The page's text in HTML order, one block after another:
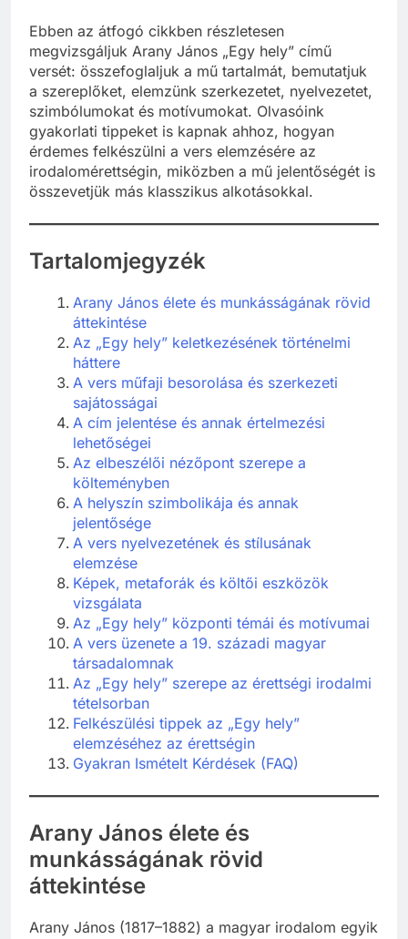
Ebben az átfogó cikkben részletesen
megvizsgáljuk Arany János „Egy hely” című
versét: összefoglaljuk a mű tartalmát, bemutatjuk
a szereplőket, elemzünk szerkezetet, nyelvezetet,
szimbólumokat és motívumokat. Olvasóink
gyakorlati tippeket is kapnak ahhoz, hogyan
érdemes felkészülni a vers elemzésére az
irodalomérettségin, miközben a mű jelentőségét is
összevetjük más klasszikus alkotásokkal.
Tartalomjegyzék
Arany János élete és munkásságának rövid
áttekintése
Az „Egy hely” keletkezésének történelmi
háttere
A vers műfaji besorolása és szerkezeti
sajátosságai
A cím jelentése és annak értelmezési
lehetőségei
Az elbeszélői nézőpont szerepe a
költeményben
A helyszín szimbolikája és annak
jelentősége
A vers nyelvezetének és stílusának
elemzése
Képek, metaforák és költői eszközök
vizsgálata
Az „Egy hely” központi témái és motívumai
A vers üzenete a 19. századi magyar
társadalomnak
Az „Egy hely” szerepe az érettségi irodalmi
tételsorban
Felkészülési tippek az „Egy hely”
elemzéséhez az érettségin
Gyakran Ismételt Kérdések (FAQ)
Arany János élete és
munkásságának rövid
áttekintése
Arany János (1817–1882) a magyar irodalom egyik